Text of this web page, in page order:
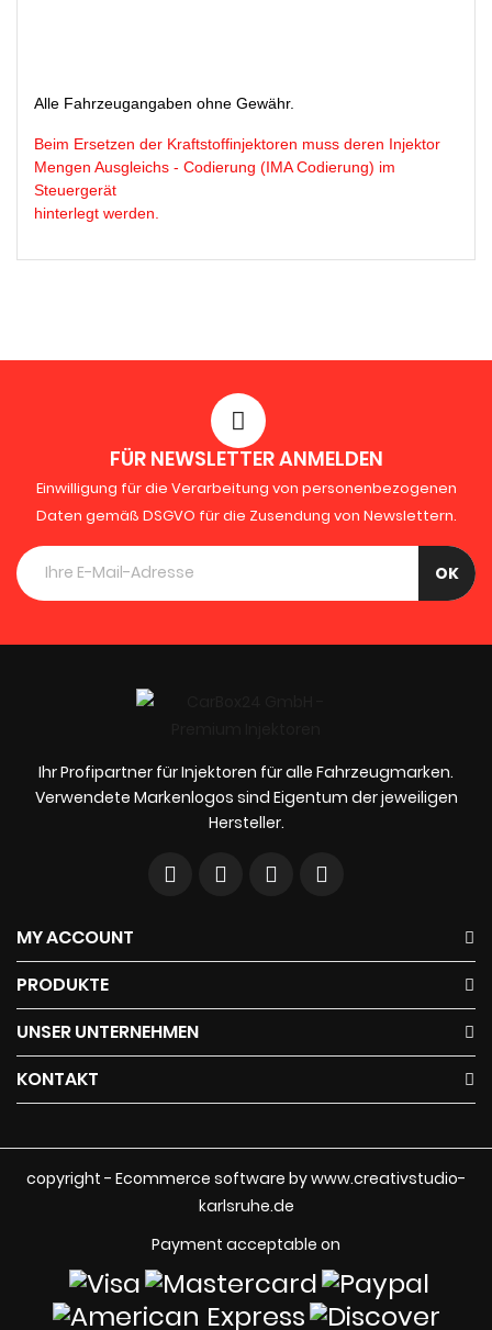
Alle Fahrzeugangaben ohne Gewähr.
Beim Ersetzen der Kraftstoffinjektoren muss deren Injektor
Mengen Ausgleichs - Codierung (IMA Codierung) im
Steuergerät
hinterlegt werden.
FÜR NEWSLETTER ANMELDEN
Einwilligung für die Verarbeitung von personenbezogenen
Daten gemäß DSGVO für die Zusendung von Newslettern.
Ihr Profipartner für Injektoren für alle Fahrzeugmarken.
Verwendete Markenlogos sind Eigentum der jeweiligen
Hersteller.
MY ACCOUNT
PRODUKTE
UNSER UNTERNEHMEN
KONTAKT
copyright - Ecommerce software by www.creativstudio-
karlsruhe.de
Payment acceptable on